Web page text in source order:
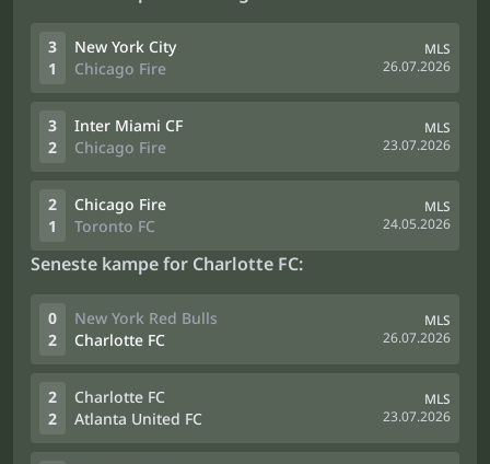
3
1
New York City
Chicago Fire
MLS
26.07.2026
3
2
Inter Miami CF
Chicago Fire
MLS
23.07.2026
2
1
Chicago Fire
Toronto FC
MLS
24.05.2026
Seneste kampe for Charlotte FC:
0
2
New York Red Bulls
Charlotte FC
MLS
26.07.2026
2
2
Charlotte FC
Atlanta United FC
MLS
23.07.2026